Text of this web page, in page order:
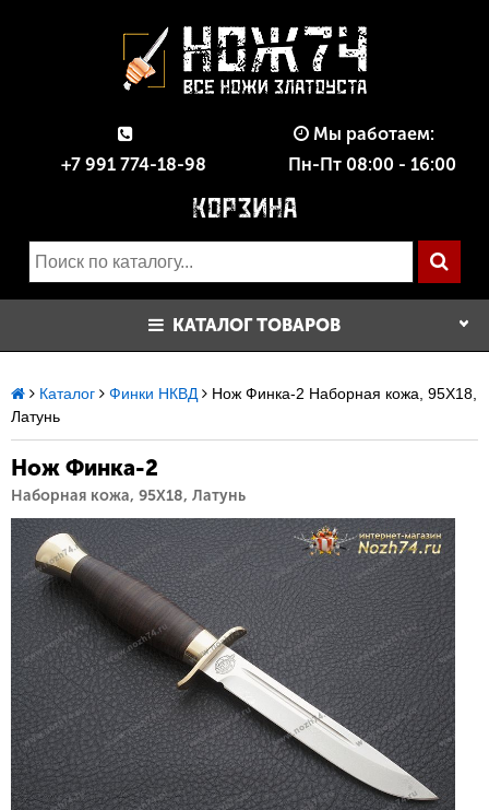
+7 991 774-18-98
Мы работаем:
Пн-Пт 08:00 - 16:00
КАТАЛОГ ТОВАРОВ
Каталог Финки НКВД
Нож Финка-2 Наборная кожа, 95Х18,
Латунь
Нож Финка-2
Наборная кожа, 95Х18, Латунь